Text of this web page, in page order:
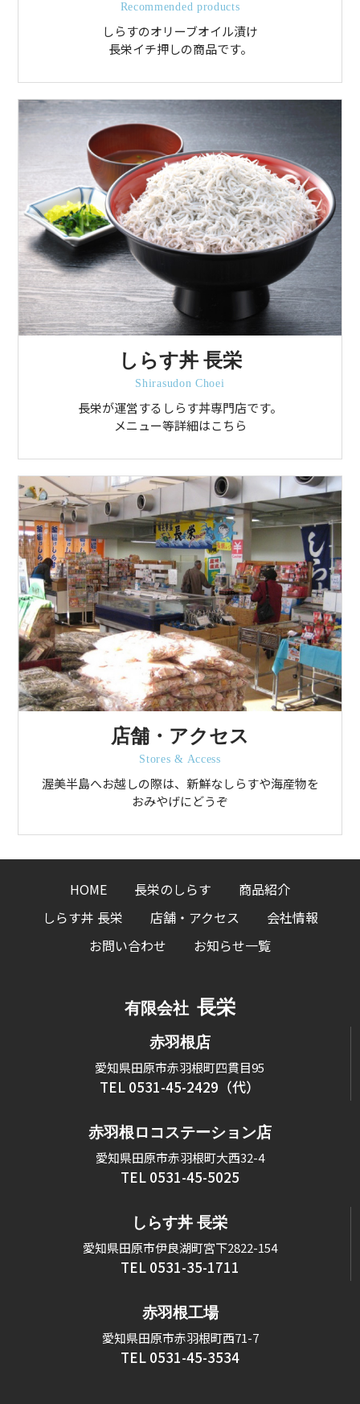
Recommended products
しらすのオリーブオイル漬け
長栄イチ押しの商品です。
しらす丼 長栄
Shirasudon Choei
長栄が運営するしらす丼専門店です。
メニュー等詳細はこちら
店舗・アクセス
Stores & Access
渥美半島へお越しの際は、新鮮なしらすや海産物を
おみやげにどうぞ
HOME 長栄のしらす
商品紹介
しらす丼 長栄
店舗・アクセス
会社情報
お問い合わせ
お知らせ一覧
有限会社 長栄
赤羽根店
愛知県田原市赤羽根町四貫目95
TEL 0531-45-2429（代）
赤羽根ロコステーション店
愛知県田原市赤羽根町大西32-4
TEL 0531-45-5025
しらす丼 長栄
愛知県田原市伊良湖町宮下2822-154
TEL 0531-35-1711
赤羽根工場
愛知県田原市赤羽根町西71-7
TEL 0531-45-3534